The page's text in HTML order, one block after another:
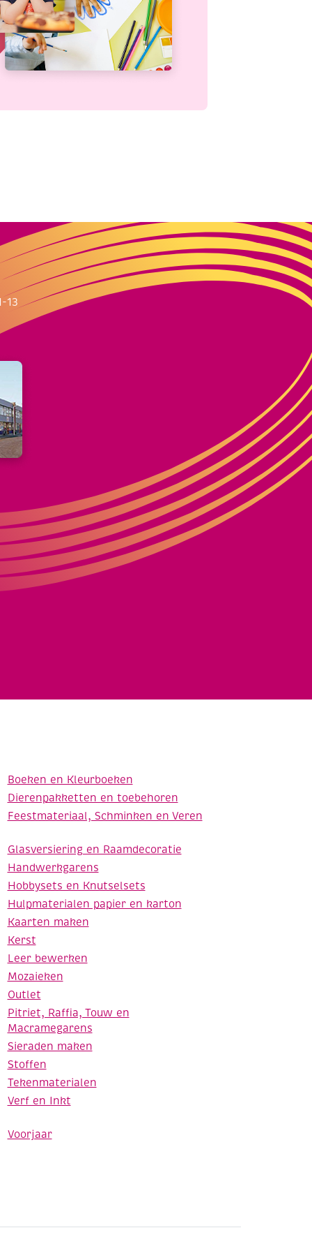
13
Boeken en Kleurboeken
Dierenpakketten en toebehoren
Feestmateriaal, Schminken en Veren
Glasversiering en Raamdecoratie
Handwerkgarens
Hobbysets en Knutselsets
Hulpmaterialen papier en karton
Kaarten maken
Kerst
Leer bewerken
Mozaieken
Outlet
Pitriet, Raffia, Touw en
Macramegarens
Sieraden maken
Stoffen
Tekenmaterialen
Verf en Inkt
Voorjaar